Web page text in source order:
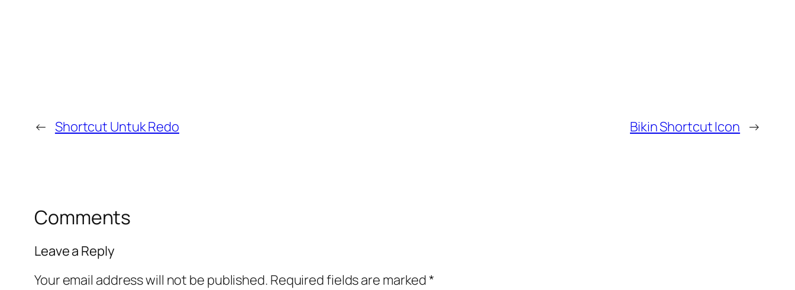
← Shortcut Untuk Redo Bikin Shortcut Icon →
Comments
Leave a Reply
Your email address will not be published. Required fields are marked*